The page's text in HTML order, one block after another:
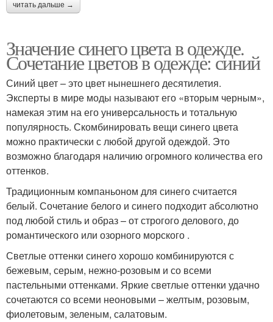
читать дальше →
Значение синего цвета в одежде.
Сочетание цветов в одежде: синий
Синий цвет – это цвет нынешнего десятилетия.
Эксперты в мире моды называют его «вторым черным»,
намекая этим на его универсальность и тотальную
популярность. Скомбинировать вещи синего цвета
можно практически с любой другой одеждой. Это
возможно благодаря наличию огромного количества его
оттенков.
Традиционным компаньоном для синего считается
белый. Сочетание белого и синего подходит абсолютно
под любой стиль и образ – от строгого делового, до
романтического или озорного морского .
Светлые оттенки синего хорошо комбинируются с
бежевым, серым, нежно-розовым и со всеми
пастельными оттенками. Яркие светлые оттенки удачно
сочетаются со всеми неоновыми – желтым, розовым,
фиолетовым, зеленым, салатовым.